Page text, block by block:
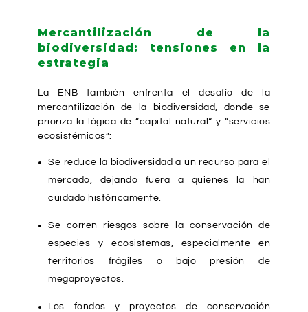
Mercantilización de la
biodiversidad: tensiones en la
estrategia
La ENB también enfrenta el desafío de la
mercantilización de la biodiversidad, donde se
prioriza la lógica de “capital natural” y “servicios
ecosistémicos”:
Se reduce la biodiversidad a un recurso para el
mercado, dejando fuera a quienes la han
cuidado históricamente.
Se corren riesgos sobre la conservación de
especies y ecosistemas, especialmente en
territorios frágiles o bajo presión de
megaproyectos.
Los fondos y proyectos de conservación